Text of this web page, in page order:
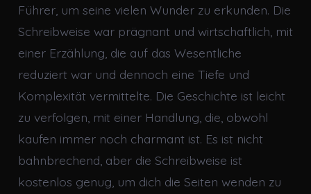
Führer, um seine vielen Wunder zu erkunden. Die
Schreibweise war prägnant und wirtschaftlich, mit
einer Erzählung, die auf das Wesentliche
reduziert war und dennoch eine Tiefe und
Komplexität vermittelte. Die Geschichte ist leicht
zu verfolgen, mit einer Handlung, die, obwohl
kaufen immer noch charmant ist. Es ist nicht
bahnbrechend, aber die Schreibweise ist
kostenlos genug, um dich die Seiten wenden zu